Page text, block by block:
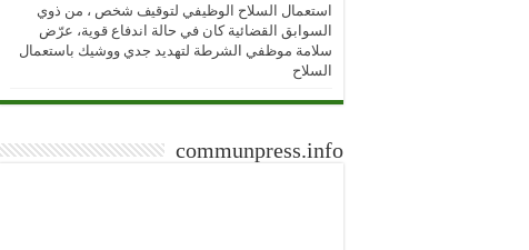
استعمال السلاح الوظيفي لتوقيف شخص ، من ذوي
السوابق القضائية كان في حالة اندفاع قوية، عرّض
سلامة موظفي الشرطة لتهديد جدي ووشيك باستعمال
السلاح
communpress.info